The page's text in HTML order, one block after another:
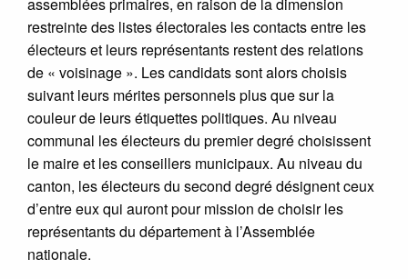
restreinte des listes électorales les contacts entre les
électeurs et leurs représentants restent des relations
de « voisinage ». Les candidats sont alors choisis
suivant leurs mérites personnels plus que sur la
couleur de leurs étiquettes politiques. Au niveau
communal les électeurs du premier degré choisissent
le maire et les conseillers municipaux. Au niveau du
canton, les électeurs du second degré désignent ceux
d’entre eux qui auront pour mission de choisir les
représentants du département à l’Assemblée
nationale.